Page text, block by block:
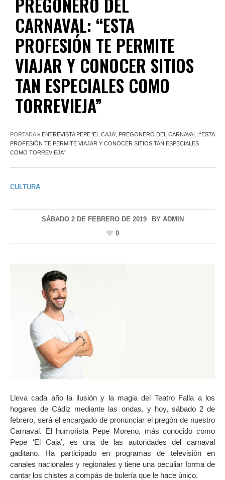
CARNAVAL: “ESTA
PROFESIÓN TE PERMITE
VIAJAR Y CONOCER SITIOS
TAN ESPECIALES COMO
TORREVIEJA”
PORTADA» ENTREVISTA PEPE ‘EL CAJA’, PREGONERO DEL CARNAVAL: “ESTA
PROFESIÓN TE PERMITE VIAJAR Y CONOCER SITIOS TAN ESPECIALES
COMO TORREVIEJA”
CULTURA
SÁBADO 2 DE FEBRERO DE 2019 BY ADMIN
0
Lleva cada año la ilusión y la magia del Teatro Falla a los
hogares de Cádiz mediante las ondas, y hoy, sábado 2 de
febrero, será el encargado de pronunciar el pregón de nuestro
Carnaval. El humorista Pepe Moreno, más conocido como
Pepe ‘El Caja’, es una de las autoridades del carnaval
gaditano. Ha participado en programas de televisión en
canales nacionales y regionales y tiene una peculiar forma de
cantar los chistes a compás de bulería que le hace único.